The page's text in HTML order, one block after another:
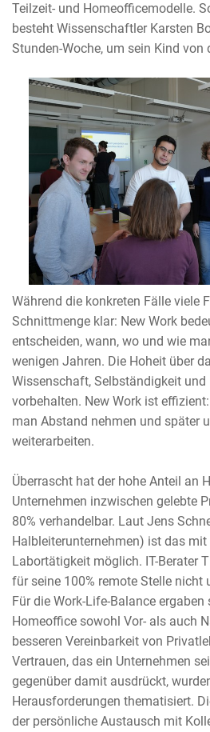
Teilzeit- und Homeofficemodelle.
besteht Wissenschaftler Karsten
Stunden-Woche, um sein Kind von
Während die konkreten Fälle viele
Schnittmenge klar: New Work
entscheiden, wann, wo und wie
wenigen Jahren. Die Hoheit über
Wissenschaft, Selbständigkeit
vorbehalten. New Work ist
man Abstand nehmen und später
weiterarbeiten.
Überrascht hat der hohe Anteil an
Unternehmen inzwischen gelebte
80% verhandelbar. Laut Jens
Halbleiterunternehmen) ist das
Labortätigkeit möglich. IT-Berater
für seine 100% remote Stelle nicht
Für die Work-Life-Balance ergaben
Homeoffice sowohl Vor- als auch
besseren Vereinbarkeit von
Vertrauen, das ein Unternehmen
gegenüber damit ausdrückt,
Herausforderungen thematisiert.
der persönliche Austausch mit